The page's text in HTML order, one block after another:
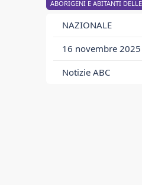
NAZIONALE
16 novembre 2025
Notizie ABC